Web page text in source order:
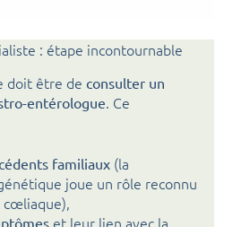
: étape incontournable
doit être de consulter un
entérologue. Ce
familiaux (la
joue un rôle reconnu
cœliaque),
et leur lien avec la